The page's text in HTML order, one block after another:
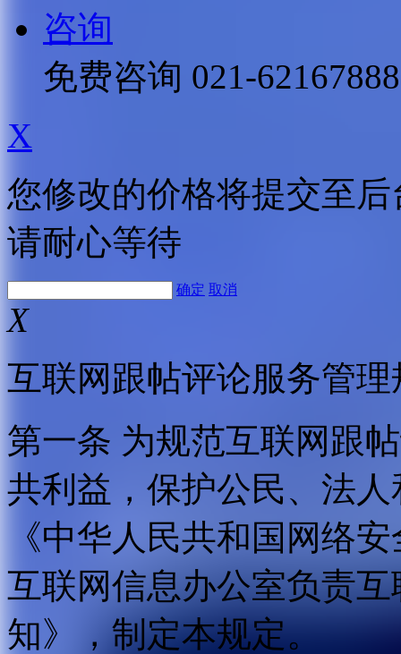
咨询
免费咨询 021-62167888
X
您修改的价格将提交至
请耐心等待
确定 取消
X
互联网跟帖评论服务管理
第一条 为规范互联网跟
共利益，保护公民、法
《中华人民共和国网络
互联网信息办公室负责
知》，制定本规定。